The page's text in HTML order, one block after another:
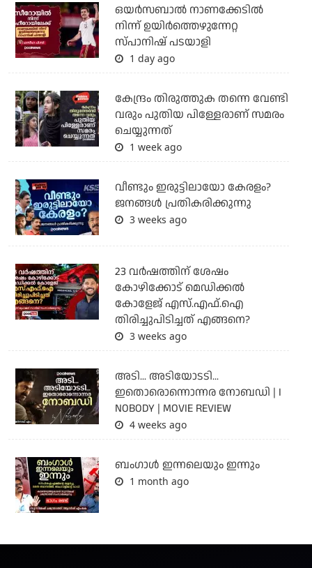
ഒയര്‍സബാൽ നാണക്കേടിൽ
നിന്ന് ഉയിർത്തെഴുന്നേറ്റ
സ്പാനിഷ് പടയാളി
1 day ago
കേന്ദ്രം തിരുത്തുക തന്നെ വേണ്ടി
വരും പുതിയ പിള്ളേരാണ് സമരം
ചെയ്യുന്നത്
1 week ago
വീണ്ടും ഇരുട്ടിലായോ കേരളം?
ജനങ്ങൾ പ്രതികരിക്കുന്നു
3 weeks ago
23 വർഷത്തിന് ശേഷം
കോഴിക്കോട് മെഡിക്കൽ
കോളേജ് എസ്.എഫ്.ഐ
തിരിച്ചുപിടിച്ചത് എങ്ങനെ?
3 weeks ago
അടി... അടിയോടടി...
ഇതൊരൊന്നൊന്നര നോബഡി | I
NOBODY | MOVIE REVIEW
4 weeks ago
ബംഗാള്‍ ഇന്നലെയും ഇന്നും
1 month ago